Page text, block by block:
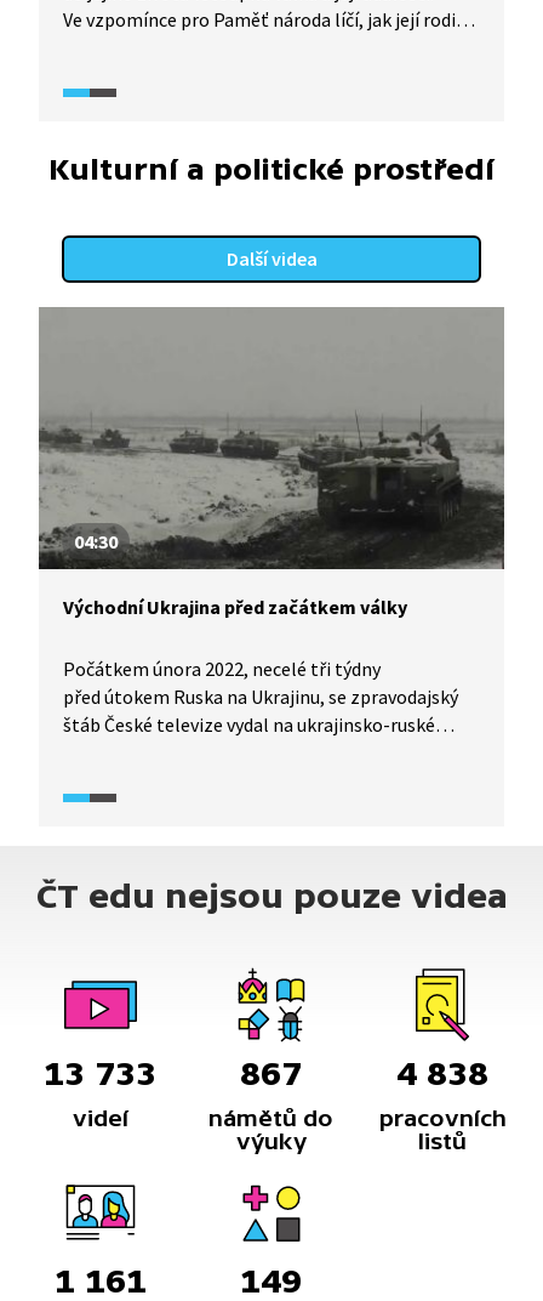
Ve vzpomínce pro Paměť národa líčí, jak její rodina
Kulturní a politické prostředí
Další videa
04:30
Východní Ukrajina před začátkem války
Počátkem února 2022, necelé tři týdny
před útokem Ruska na Ukrajinu, se zpravodajský
štáb České televize vydal na ukrajinsko-ruské
městě Volčansk, a také v Charkově. Jak se tehdy
ČT edu nejsou pouze videa
13 733
videí
867
námětů do
výuky
4 838
pracovních
listů
1 161 149